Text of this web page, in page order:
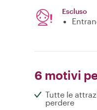
Escluso
6 motivi
Tutte le
perdere